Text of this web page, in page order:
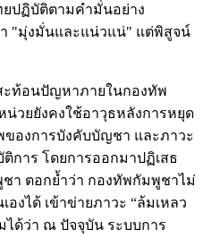
ปฏิบัติตามคำมั่นอย่าง
"มุ่งมั่นและแน่วแน่" แต่พิสูจน์
ะท้อนปัญหาภายในกองทัพ
วยยังคงใช้อาวุธหลังการหยุด
องการบังคับบัญชา และภาวะ
การ โดยการออกมาปฏิเสธ
า ตอกย้ำว่า กองทัพกัมพูชาไม่
งได้ เข้าข่ายภาวะ “ล้มเหลว
ด้ว่า ณ ปัจจุบัน ระบบการ